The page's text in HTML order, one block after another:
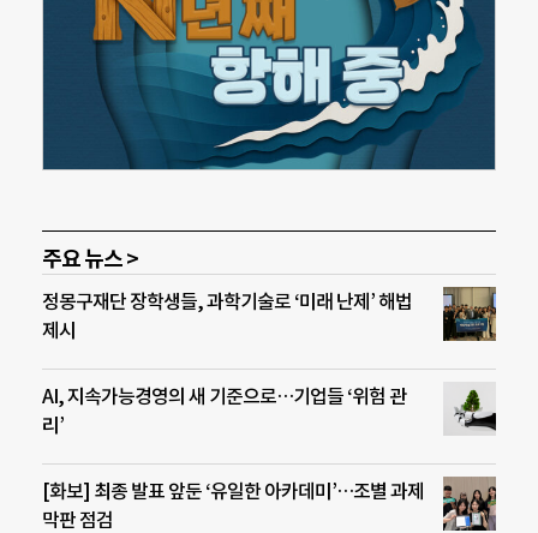
주요 뉴스 >
정몽구재단 장학생들, 과학기술로 ‘미래 난제’ 해법
제시
AI, 지속가능경영의 새 기준으로…기업들 ‘위험 관
리’
[화보] 최종 발표 앞둔 ‘유일한 아카데미’…조별 과제
막판 점검